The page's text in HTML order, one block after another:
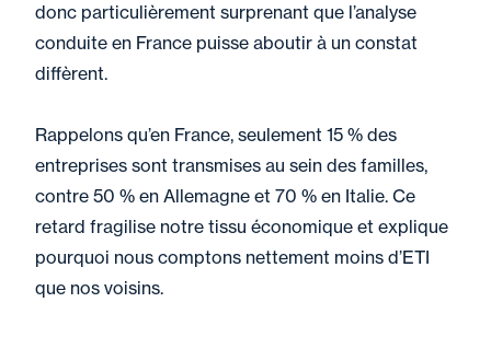
donc particulièrement surprenant que l’analyse
conduite en France puisse aboutir à un constat
diffèrent.
Rappelons qu’en France, seulement 15 % des
entreprises sont transmises au sein des familles,
contre 50 % en Allemagne et 70 % en Italie. Ce
retard fragilise notre tissu économique et explique
pourquoi nous comptons nettement moins d’ETI
que nos voisins.